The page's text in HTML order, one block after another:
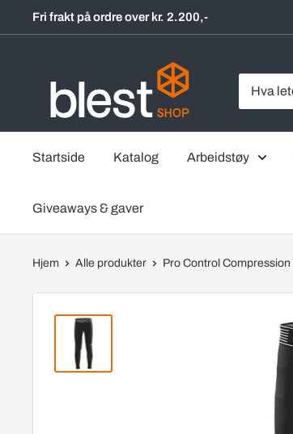
til
Fri frakt på ordre over kr. 2.200,-
Startside Katalog Arbeidstøy
Giveaways & gaver
Hjem Alle produkter Pro Control